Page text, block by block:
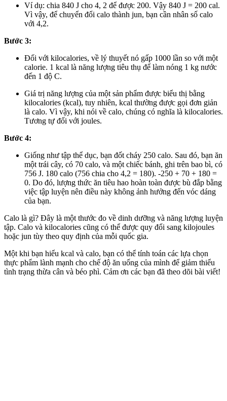
Ví dụ: chia 840 J cho 4, 2 để được 200. Vậy 840 J = 200 cal.
Vì vậy, để chuyển đổi calo thành jun, bạn cần nhân số calo
với 4,2.
Bước 3:
Đối với kilocalories, về lý thuyết nó gấp 1000 lần so với một
calorie. 1 kcal là năng lượng tiêu thụ để làm nóng 1 kg nước
đến 1 độ C.
Giá trị năng lượng của một sản phẩm được biểu thị bằng
kilocalories (kcal), tuy nhiên, kcal thường được gọi đơn giản
là calo. Vì vậy, khi nói về calo, chúng có nghĩa là kilocalories.
Tương tự đối với joules.
Bước 4:
Giống như tập thể dục, bạn đốt cháy 250 calo. Sau đó, bạn ăn
một trái cây, có 70 calo, và một chiếc bánh, ghi trên bao bì, có
756 J. 180 calo (756 chia cho 4,2 = 180). -250 + 70 + 180 =
0. Do đó, lượng thức ăn tiêu hao hoàn toàn được bù đắp bằng
việc tập luyện nên điều này không ảnh hưởng đến vóc dáng
của bạn.
Calo là gì? Đây là một thước đo về dinh dưỡng và năng lượng luyện
tập. Calo và kilocalories cũng có thể được quy đổi sang kilojoules
hoặc jun tùy theo quy định của mỗi quốc gia.
Một khi bạn hiểu kcal và calo, bạn có thể tính toán các lựa chọn
thực phẩm lành mạnh cho chế độ ăn uống của mình để giảm thiểu
tình trạng thừa cân và béo phì. Cảm ơn các bạn đã theo dõi bài viết!